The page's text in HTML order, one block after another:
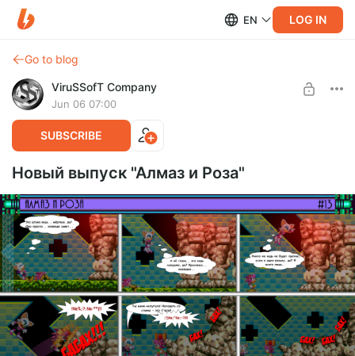
EN LOG IN
Go to blog
ViruSSofT Company
Jun 06 07:00
SUBSCRIBE
Новый выпуск "Алмаз и Роза"